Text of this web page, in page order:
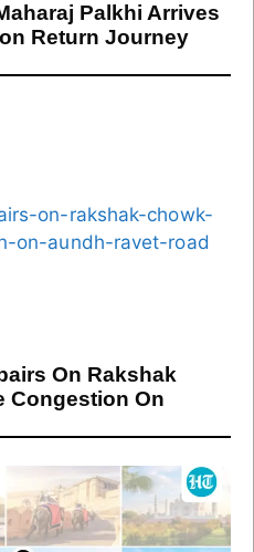
Palkhi Arrives
Return Journey
On Rakshak
Congestion On